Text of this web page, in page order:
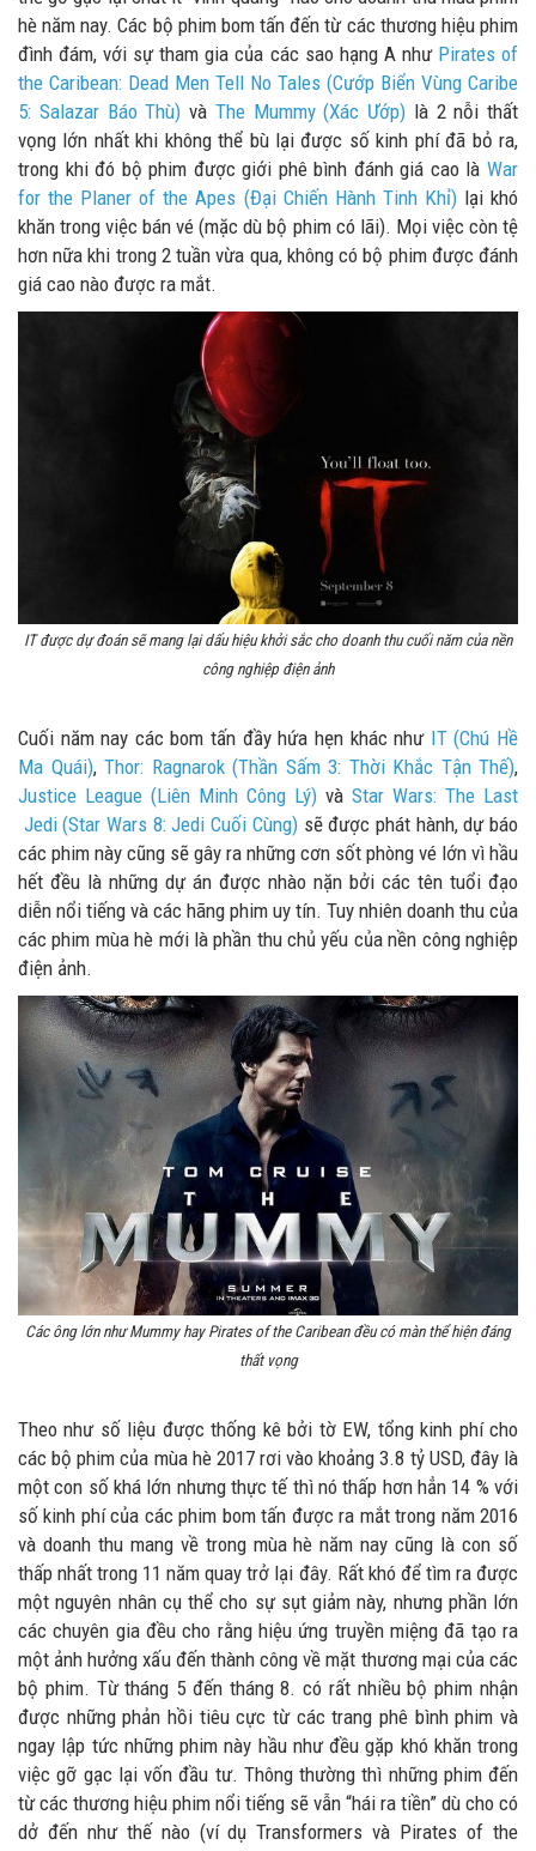
hè năm nay. Các bộ phim bom tấn đến từ các thương hiệu phim
đình đám, với sự tham gia của các sao hạng A như Pirates of
the Caribean: Dead Men Tell No Tales (Cướp Biển Vùng Caribe
5: Salazar Báo Thù) và The Mummy (Xác Ướp) là 2 nỗi thất
vọng lớn nhất khi không thể bù lại được số kinh phí đã bỏ ra,
trong khi đó bộ phim được giới phê bình đánh giá cao là War
for the Planer of the Apes (Đại Chiến Hành Tinh Khỉ)lại khó
khăn trong việc bán vé (mặc dù bộ phim có lãi). Mọi việc còn tệ
hơn nữa khi trong 2 tuần vừa qua, không có bộ phim được đánh
giá cao nào được ra mắt.
IT được dự đoán sẽ mang lại dấu hiệu khởi sắc cho doanh thu cuối năm của nền
công nghiệp điện ảnh
Cuối năm nay các bom tấn đầy hứa hẹn khác như IT (Chú Hề
Ma Quái), Thor: Ragnarok (Thần Sấm 3: Thời Khắc Tận Thế),
Justice League (Liên Minh Công Lý) và Star Wars: The Last
Jedi (Star Wars 8: Jedi Cuối Cùng)sẽ được phát hành, dự báo
các phim này cũng sẽ gây ra những cơn sốt phòng vé lớn vì hầu
hết đều là những dự án được nhào nặn bởi các tên tuổi đạo
diễn nổi tiếng và các hãng phim uy tín. Tuy nhiên doanh thu của
các phim mùa hè mới là phần thu chủ yếu của nền công nghiệp
điện ảnh.
Các ông lớn như Mummy hay Pirates of the Caribean đều có màn thể hiện đáng
thất vọng
Theo như số liệu được thống kê bởi tờ EW, tổng kinh phí cho
các bộ phim của mùa hè 2017 rơi vào khoảng 3.8 tỷ USD, đây là
một con số khá lớn nhưng thực tế thì nó thấp hơn hẳn 14 % với
số kinh phí của các phim bom tấn được ra mắt trong năm 2016
và doanh thu mang về trong mùa hè năm nay cũng là con số
thấp nhất trong 11 năm quay trở lại đây. Rất khó để tìm ra được
một nguyên nhân cụ thể cho sự sụt giảm này, nhưng phần lớn
các chuyên gia đều cho rằng hiệu ứng truyền miệng đã tạo ra
một ảnh hưởng xấu đến thành công về mặt thương mại của các
bộ phim. Từ tháng 5 đến tháng 8. có rất nhiều bộ phim nhận
được những phản hồi tiêu cực từ các trang phê bình phim và
ngay lập tức những phim này hầu như đều gặp khó khăn trong
việc gỡ gạc lại vốn đầu tư. Thông thường thì những phim đến
từ các thương hiệu phim nổi tiếng sẽ vẫn “hái ra tiền” dù cho có
dở đến như thế nào (ví dụ Transformers và Pirates of the